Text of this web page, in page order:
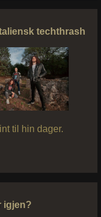
techthrash
til hin dager.
igjen?